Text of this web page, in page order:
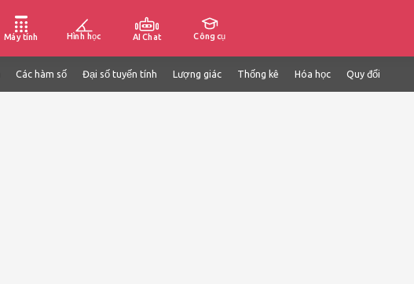
Máy tính Hình học AI Chat Công cụ
Các hàm số Đại số tuyến tính Lượng giác Thống kê Hóa học Quy đổi